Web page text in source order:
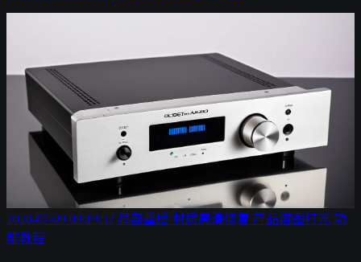
2026-07-09 09:19:52 局部重绘 材质高清修复 产品溶图打光 功
能教程